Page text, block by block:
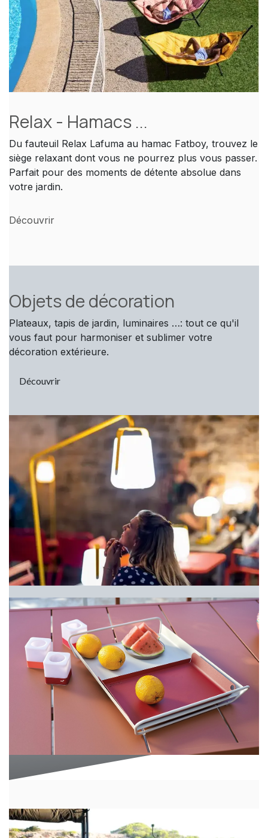
Relax - Hamacs ...
Du fauteuil Relax Lafuma au hamac Fatboy, trouvez le
siège relaxant dont vous ne pourrez plus vous passer.
Parfait pour des moments de détente absolue dans
votre jardin.
Découvrir
Objets de décoration
Plateaux, tapis de jardin, luminaires …: tout ce qu'il
vous faut pour harmoniser et sublimer votre
décoration extérieure.
Découvrir